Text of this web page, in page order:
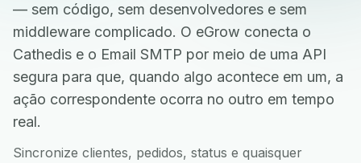
— sem código, sem desenvolvedores e sem
middleware complicado. O eGrow conecta o
Cathedis e o Email SMTP por meio de uma API
segura para que, quando algo acontece em um, a
ação correspondente ocorra no outro em tempo
real.
Sincronize clientes, pedidos, status e quaisquer